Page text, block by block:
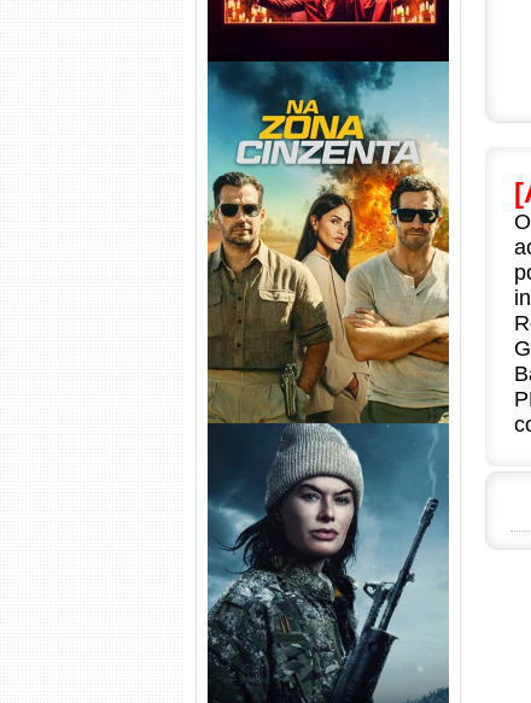
Na Zona Cinzenta Torrent
(2026) WEB-DL 1080p/4K
Dual Áudio
Balística Torrent (2025) WEB-
DL 1080p Dual Áudio